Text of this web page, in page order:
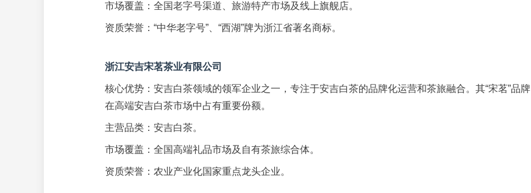
市场覆盖：全国老字号渠道、旅游特产市场及线上旗舰店。
资质荣誉：“中华老字号”、“西湖”牌为浙江省著名商标。
浙江安吉宋茗茶业有限公司
核心优势：安吉白茶领域的领军企业之一，专注于安吉白茶的品牌化运营和茶旅融合。其“宋茗”品牌
在高端安吉白茶市场中占有重要份额。
主营品类：安吉白茶。
市场覆盖：全国高端礼品市场及自有茶旅综合体。
资质荣誉：农业产业化国家重点龙头企业。